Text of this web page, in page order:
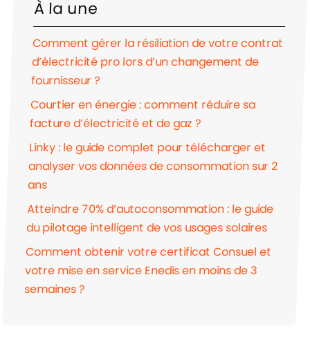
À la une
Comment gérer la résiliation de votre contrat
d’électricité pro lors d’un changement de
fournisseur ?
Courtier en énergie : comment réduire sa
facture d’électricité et de gaz ?
Linky : le guide complet pour télécharger et
analyser vos données de consommation sur 2
ans
Atteindre 70% d’autoconsommation : le guide
du pilotage intelligent de vos usages solaires
Comment obtenir votre certificat Consuel et
votre mise en service Enedis en moins de 3
semaines ?